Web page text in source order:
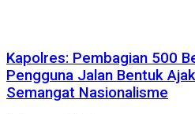
Kapolres: Pembagian 500
Pengguna Jalan Bentuk
Semangat Nasionalisme